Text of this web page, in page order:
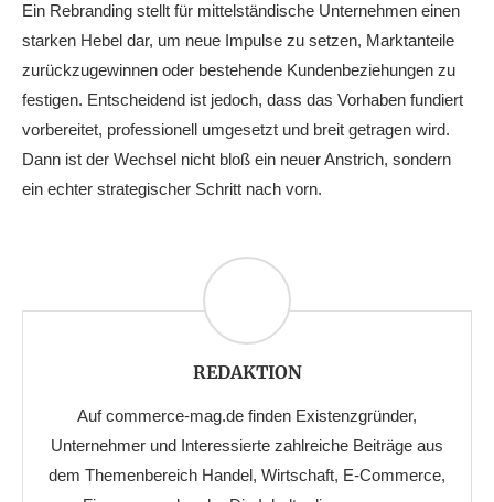
Ein Rebranding stellt für mittelständische Unternehmen einen
starken Hebel dar, um neue Impulse zu setzen, Marktanteile
zurückzugewinnen oder bestehende Kundenbeziehungen zu
festigen. Entscheidend ist jedoch, dass das Vorhaben fundiert
vorbereitet, professionell umgesetzt und breit getragen wird.
Dann ist der Wechsel nicht bloß ein neuer Anstrich, sondern
ein echter strategischer Schritt nach vorn.
REDAKTION
Auf commerce-mag.de finden Existenzgründer,
Unternehmer und Interessierte zahlreiche Beiträge aus
dem Themenbereich Handel, Wirtschaft, E-Commerce,